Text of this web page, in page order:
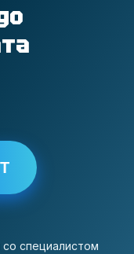
специалистом